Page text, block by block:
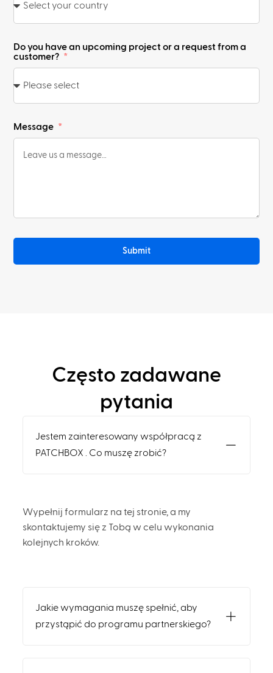
Do you have an upcoming project or a request from a
customer?
Message
Submit
Często zadawane
pytania
Jestem zainteresowany współpracą z
PATCHBOX . Co muszę zrobić?
Wypełnij formularz na tej stronie, a my
skontaktujemy się z Tobą w celu wykonania
kolejnych kroków.
Jakie wymagania muszę spełnić, aby
przystąpić do programu partnerskiego?